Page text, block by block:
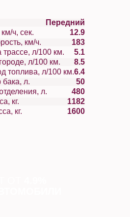
Передний
ч, сек.
12.9
Максимальная скорость, км/ч.
183
трассе, л/100 км.
5.1
л/100 км.
8.5
топлива, л/100 км.6.4
Объем топливного бака, л.
50
Объем багажного отделения, л.
480
Снаряженная масса, кг.
1182
Максимальная масса, кг.
1600